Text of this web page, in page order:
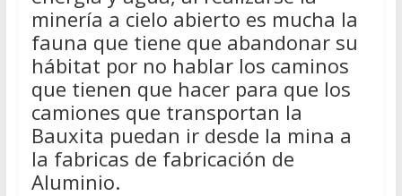
minería a cielo abierto es mucha la
fauna que tiene que abandonar su
hábitat por no hablar los caminos
que tienen que hacer para que los
camiones que transportan la
Bauxita puedan ir desde la mina a
la fabricas de fabricación de
Aluminio.